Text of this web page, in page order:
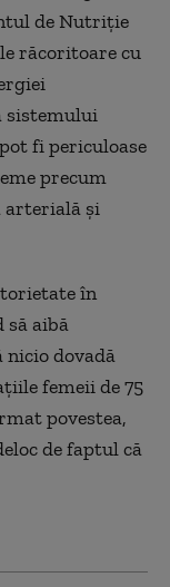
de Nutriție
răcoritoare cu
sistemului
fi periculoase
precum
arterială și
în
să aibă
nicio dovadă
femeii de 75
povestea,
de faptul că